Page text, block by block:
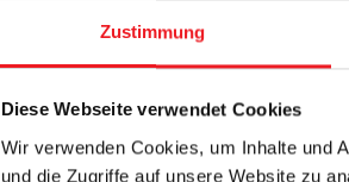
Zustimmung
Diese Webseite verwendet Cookies
Wir verwenden Cookies, um Inhalte und
und die Zugriffe auf unsere Website zu
das